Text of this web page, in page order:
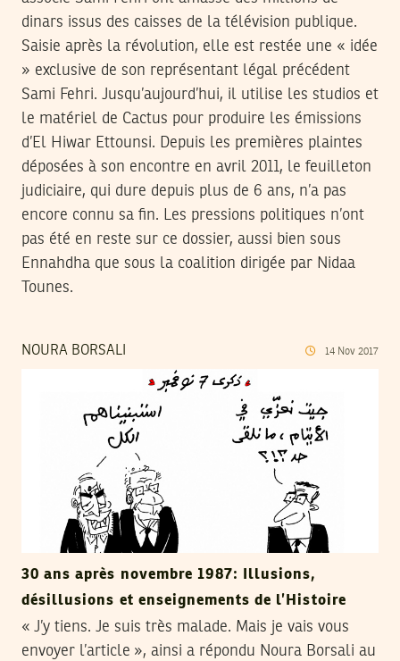
dinars issus des caisses de la télévision publique.
Saisie après la révolution, elle est restée une « idée
» exclusive de son représentant légal précédent
Sami Fehri. Jusqu’aujourd’hui, il utilise les studios et
le matériel de Cactus pour produire les émissions
d’El Hiwar Ettounsi. Depuis les premières plaintes
déposées à son encontre en avril 2011, le feuilleton
judiciaire, qui dure depuis plus de 6 ans, n’a pas
encore connu sa fin. Les pressions politiques n’ont
pas été en reste sur ce dossier, aussi bien sous
Ennahdha que sous la coalition dirigée par Nidaa
Tounes.
NOURA BORSALI 14 Nov 2017
30 ans après novembre 1987: Illusions,
désillusions et enseignements de l’Histoire
« J’y tiens. Je suis très malade. Mais je vais vous
envoyer l’article », ainsi a répondu Noura Borsali au